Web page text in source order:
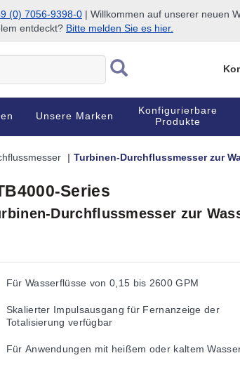
(0) 7056-9398-0 | Willkommen auf unserer neuen
entdeckt? Bitte melden Sie es hier.
Unsere Marken
Konfigurierbare
Produkte
Turbinen-Durchflussmesser zur
Series
Durchflussmesser zur
Für Wasserflüsse von 0,15 bis 2600 GPM
Skalierter Impulsausgang für Fernanzeige der
Totalisierung verfügbar
Für Anwendungen mit heißem oder kaltem